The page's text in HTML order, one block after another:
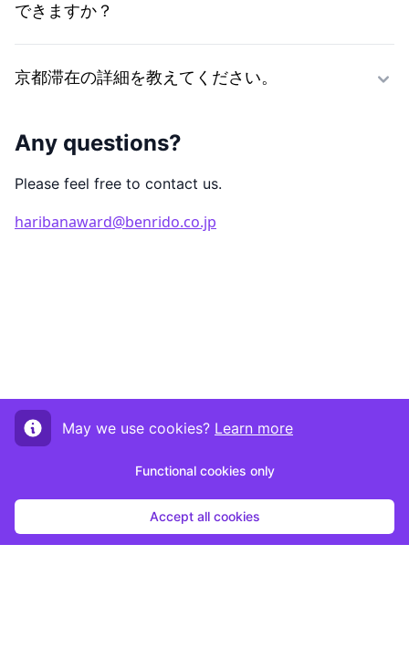
できますか？
京都滞在の詳細を教えてください。
Any questions?
Please feel free to contact us.
haribanaward@benrido.co.jp
May we use cookies? Learn more
Functional cookies only
Accept all cookies